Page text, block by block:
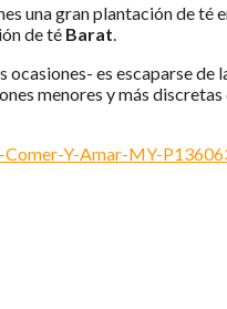
una gran plantación de té
de té Barat.
es escaparse
menores y más